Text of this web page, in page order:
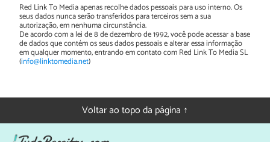
Red Link To Media apenas recolhe dados pessoais para uso interno. Os
seus dados nunca serão transferidos para terceiros sem a sua
autorização, em nenhuma circunstância.
De acordo com a lei de 8 de dezembro de 1992, você pode acessar a base
de dados que contém os seus dados pessoais e alterar essa informação
em qualquer momento, entrando em contato com Red Link To Media SL
(info@linktomedia.net)
Voltar ao topo da página ↑